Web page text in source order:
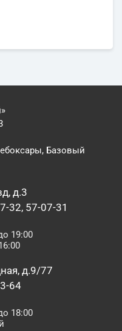
Базовый
д.3
32, 57-07-31
19:00
д.9/77
64
18:00